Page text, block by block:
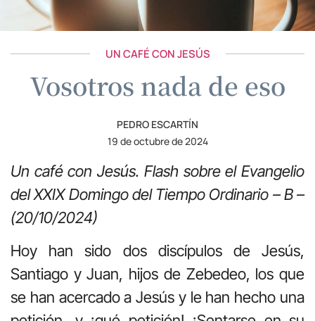
UN CAFÉ CON JESÚS
Vosotros nada de eso
PEDRO ESCARTÍN
19 de octubre de 2024
Un café con Jesús. Flash sobre el Evangelio
del XXIX Domingo del Tiempo Ordinario – B –
(20/10/2024)
Hoy han sido dos discípulos de Jesús,
Santiago y Juan, hijos de Zebedeo, los que
se han acercado a Jesús y le han hecho una